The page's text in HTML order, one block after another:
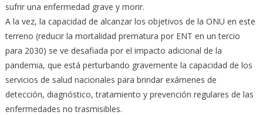
sufrir una enfermedad grave y morir.
A la vez, la capacidad de alcanzar los objetivos de la ONU en este
terreno (reducir la mortalidad prematura por ENT en un tercio
para 2030) se ve desafiada por el impacto adicional de la
pandemia, que está perturbando gravemente la capacidad de los
servicios de salud nacionales para brindar exámenes de
detección, diagnóstico, tratamiento y prevención regulares de las
enfermedades no trasmisibles.